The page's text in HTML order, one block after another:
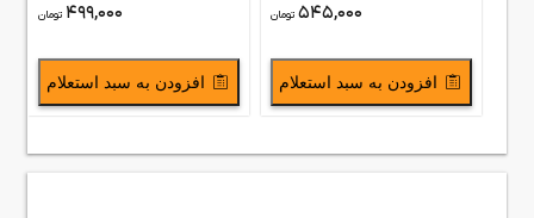
499,000 تومان
افزودن به سبد استعلام
545,000 تومان
افزودن به سبد استعلام